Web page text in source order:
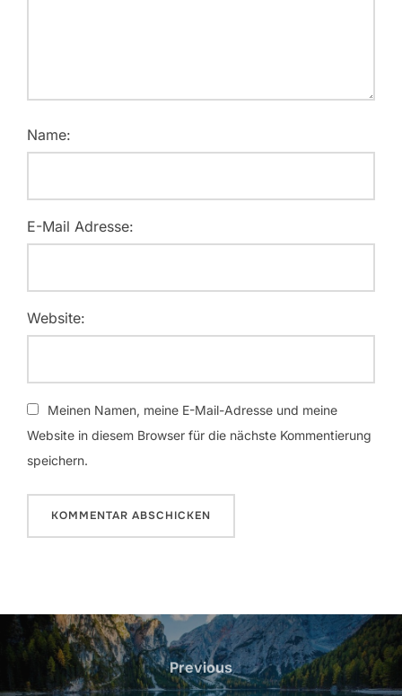
Name:
E-Mail Adresse:
Website:
Meinen Namen, meine E-Mail-Adresse und meine
Website in diesem Browser für die nächste Kommentierung
speichern.
Beitrags-
Navigation
Previous
Previous